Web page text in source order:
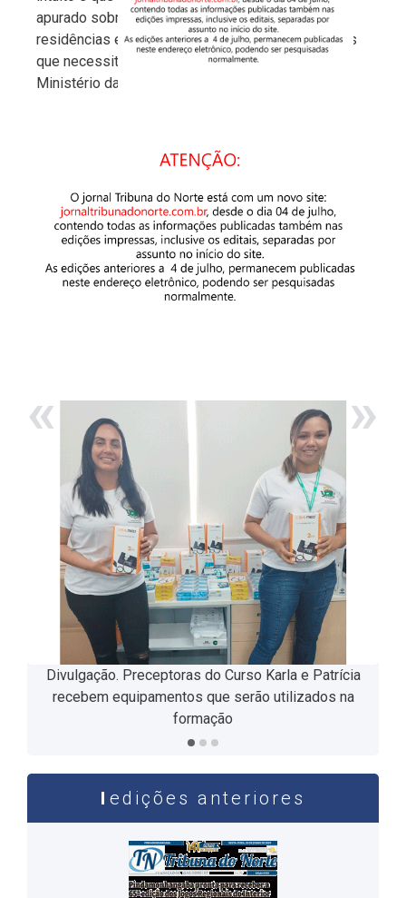
apurado sobre informações coletadas nas
residências e saibam melhor orientar os pacientes
que necessitam de atendimento, segundo o
Ministério da Saúde.
«
Divulgação. Preceptoras do Curso Karla e Patrícia
recebem equipamentos que serão utilizados na
formação
Divulgação. Diretora de Atenção Básica Luciana Santos
Divulgação. Preceptor Luiz confere material recebido
»
edições anteriores